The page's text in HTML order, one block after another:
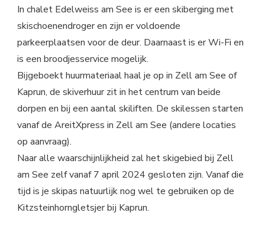
In chalet Edelweiss am See is er een skiberging met
skischoenendroger en zijn er voldoende
parkeerplaatsen voor de deur. Daarnaast is er Wi-Fi en
is een broodjesservice mogelijk.
Bijgeboekt huurmateriaal haal je op in Zell am See of
Kaprun, de skiverhuur zit in het centrum van beide
dorpen en bij een aantal skiliften. De skilessen starten
vanaf de AreitXpress in Zell am See (andere locaties
op aanvraag).
Naar alle waarschijnlijkheid zal het skigebied bij Zell
am See zelf vanaf 7 april 2024 gesloten zijn. Vanaf die
tijd is je skipas natuurlijk nog wel te gebruiken op de
Kitzsteinhorngletsjer bij Kaprun.